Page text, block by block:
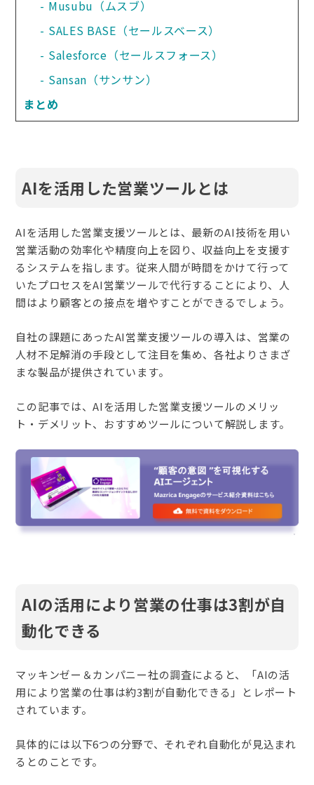
Musubu（ムスブ）
SALES BASE（セールスベース）
Salesforce（セールスフォース）
Sansan（サンサン）
まとめ
AIを活用した営業ツールとは
AIを活用した営業支援ツールとは、最新のAI技術を用い
営業活動の効率化や精度向上を図り、収益向上を支援す
るシステムを指します。従来人間が時間をかけて行って
いたプロセスをAI営業ツールで代行することにより、人
間はより顧客との接点を増やすことができるでしょう。
自社の課題にあったAI営業支援ツールの導入は、営業の
人材不足解消の手段として注目を集め、各社よりさまざ
まな製品が提供されています。
この記事では、AIを活用した営業支援ツールのメリッ
ト・デメリット、おすすめツールについて解説します。
AIの活用により営業の仕事は3割が自
動化できる
マッキンゼー＆カンパニー社の調査によると、「AIの活
用により営業の仕事は約3割が自動化できる」とレポート
されています。
具体的には以下6つの分野で、それぞれ自動化が見込まれ
るとのことです。